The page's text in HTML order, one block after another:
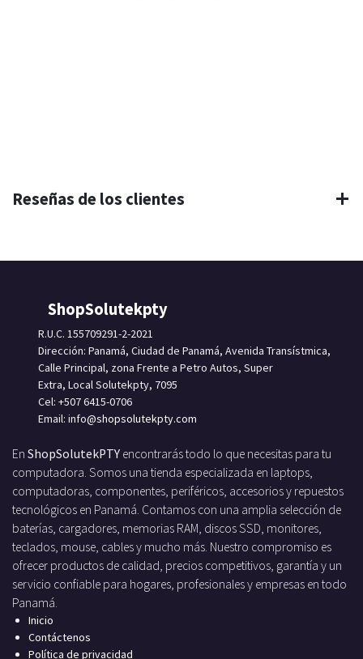
Reseñas de los clientes
ShopSolutekpty
R.U.C. 155709291-2-2021
Dirección: Panamá, Ciudad de Panamá, Avenida Transístmica,
Calle Principal, zona Frente a Petro Autos, Super
Extra, Local Solutekpty, 7095
Cel: +507 6415-0706
Email: info@shopsolutekpty.com
En ShopSolutekPTY encontrarás todo lo que necesitas para tu
computadora. Somos una tienda especializada en laptops,
computadoras, componentes, periféricos, accesorios y repuestos
tecnológicos en Panamá. Contamos con una amplia selección de
baterías, cargadores, memorias RAM, discos SSD, monitores,
teclados, mouse, cables y mucho más. Nuestro compromiso es
ofrecer productos de calidad, precios competitivos, garantía y un
servicio confiable para hogares, profesionales y empresas en todo
Panamá.
Inicio
Contáctenos
Política de privacidad